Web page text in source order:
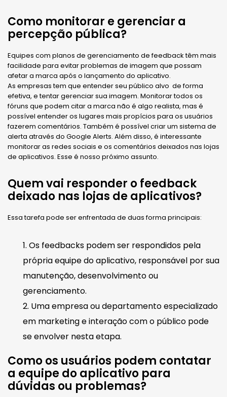
Como monitorar e gerenciar a
percepção pública?
Equipes com planos de gerenciamento de feedback têm mais
facilidade para evitar problemas de imagem que possam
afetar a marca após o lançamento do aplicativo.
As empresas tem que entender seu público alvo de forma
efetiva, e tentar gerenciar sua imagem. Monitorar todos os
fóruns que podem citar a marca não é algo realista, mas é
possível entender os lugares mais propícios para os usuários
fazerem comentários. Também é possível criar um sistema de
alerta através do Google Alerts. Além disso, é interessante
monitorar as redes sociais e os comentários deixados nas lojas
de aplicativos. Esse é nosso próximo assunto.
Quem vai responder o feedback
deixado nas lojas de aplicativos?
Essa tarefa pode ser enfrentada de duas forma principais:
Os feedbacks podem ser respondidos pela
própria equipe do aplicativo, responsável por sua
manutenção, desenvolvimento ou
gerenciamento.
Uma empresa ou departamento especializado
em marketing e interação com o público pode
se envolver nesta etapa.
Como os usuários podem contatar
a equipe do aplicativo para
dúvidas ou problemas?